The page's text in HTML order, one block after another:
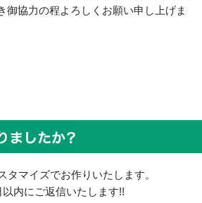
協力の程よろしくお願い申し上げま
マイズでお作りいたします。
内にご返信いたします!!